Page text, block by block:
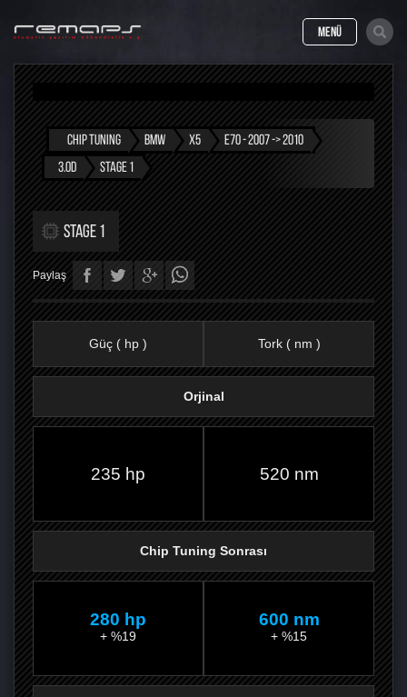
MENÜ
CHIP TUNING BMW X5
E70 - 2007 -> 2010
3.0D
STAGE 1
STAGE 1
Paylaş
Güç ( hp ) Tork ( nm )
Orjinal
235 hp 520 nm
Chip Tuning Sonrası
280 hp
+ %19
600 nm
+ %15